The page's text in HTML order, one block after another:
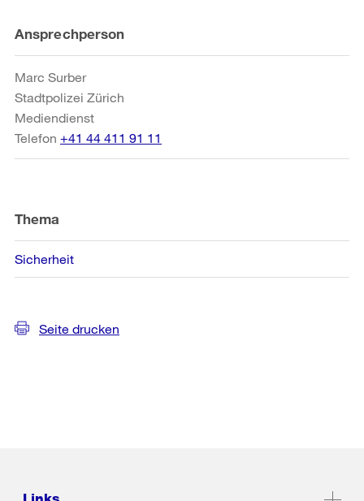
Weitere
Informationen
Ansprechperson
Marc Surber
Stadtpolizei Zürich
Mediendienst
Telefon +41 44 411 91 11
Thema
Sicherheit
Seite drucken